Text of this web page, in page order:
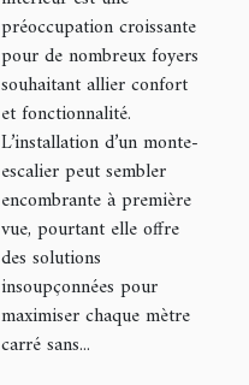
escalier ?
préoccupation croissante
pour de nombreux foyers
souhaitant allier confort
et fonctionnalité.
L’installation d’un monte-
escalier peut sembler
encombrante à première
vue, pourtant elle offre
des solutions
insoupçonnées pour
maximiser chaque mètre
carré sans...